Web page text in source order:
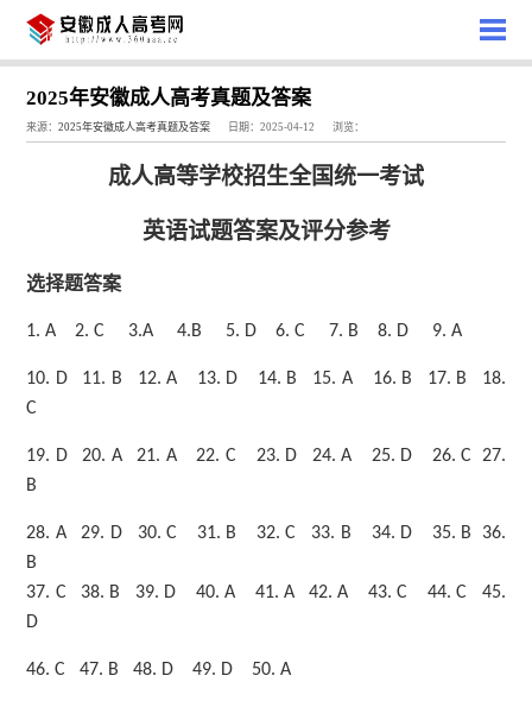
2025年安徽成人高考真题及答案
来源：2025年安徽成人高考真题及答案 日期：2025-04-12 浏览：
成人高等学校招生全国统一考试
英语试题答案及评分参考
选择题答案
1.A2.C 3.A4.B 5. D6.C 7. B8. D 9.A
10. D 11. B 12. A 13. D 14. B 15. A 16. B 17. B 18.
C
19. D20. A21. A22. C 23. D 24. A 25. D 26.C 27.
B
28. A29. D 30. C 31. B 32.C 33. B 34. D 35. B 36.
B
37. C 38. B 39. D 40. A 41. A42.A43.C 44.C 45.
D
46.C47. B48. D49. D 50.A